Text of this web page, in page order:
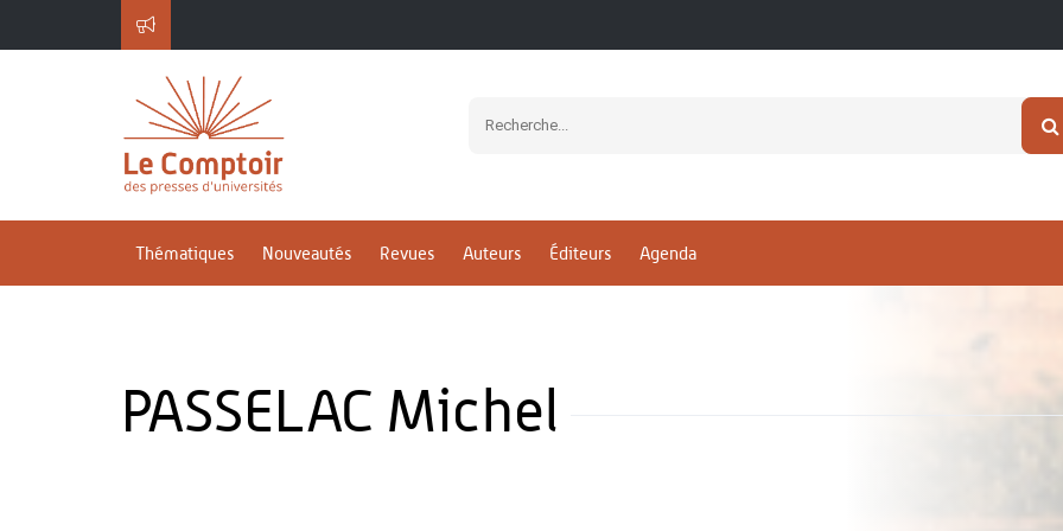
Thématiques Nouveautés Revues Auteurs Éditeurs Agenda
PASSELAC Michel